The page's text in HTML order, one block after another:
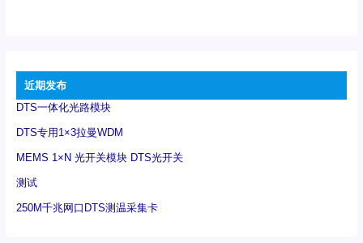
近期发布
DTS一体化光路模块
DTS专用1×3拉曼WDM
MEMS 1×N 光开关模块 DTS光开关
测试
250M千兆网口DTS测温采集卡